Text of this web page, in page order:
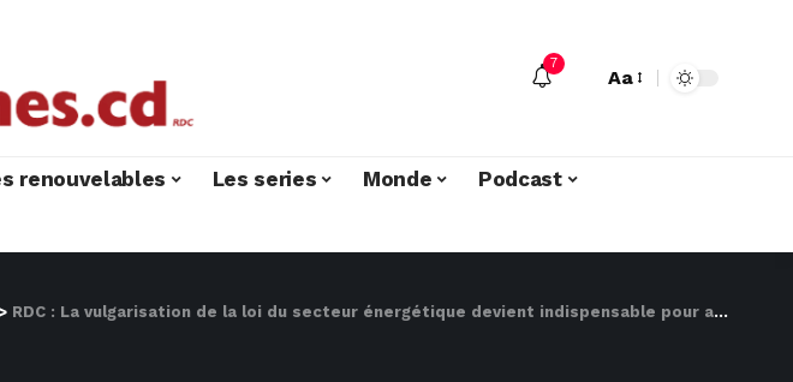
7
Aa
renouvelables Les series Monde
Podcast
> RDC : La vulgarisation de la loi du secteur énergétique devient indispensable pour attirer plus d’investisseurs